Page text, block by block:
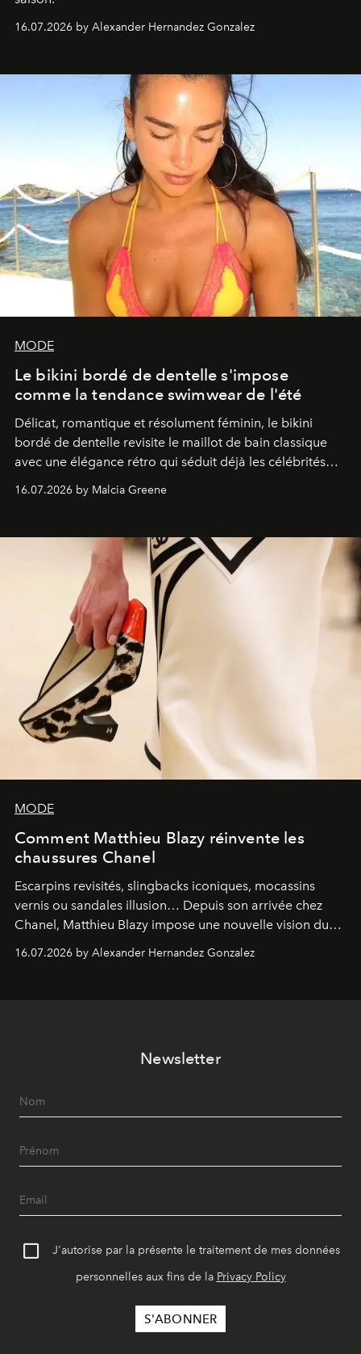
16.07.2026 by Alexander Hernandez Gonzalez
MODE
Le bikini bordé de dentelle s'impose
comme la tendance swimwear de l'été
Délicat, romantique et résolument féminin, le bikini
bordé de dentelle revisite le maillot de bain classique
avec une élégance rétro qui séduit déjà les célébrités
comme les fashionistas.
16.07.2026 by Malcia Greene
MODE
Comment Matthieu Blazy réinvente les
chaussures Chanel
Escarpins revisités, slingbacks iconiques, mocassins
vernis ou sandales illusion… Depuis son arrivée chez
Chanel, Matthieu Blazy impose une nouvelle vision du
soulier, entre hommage aux codes historiques de la
maison et audace contemporaine.
16.07.2026 by Alexander Hernandez Gonzalez
Newsletter
J'autorise par la présente le traitement de mes données
personnelles aux fins de la Privacy Policy